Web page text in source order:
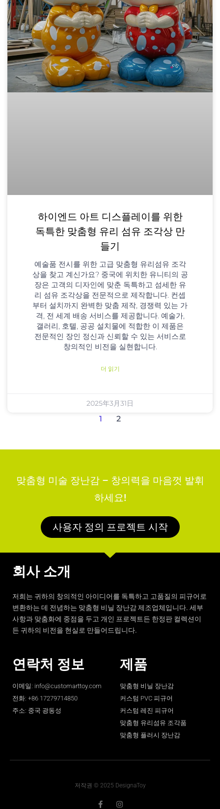
하이엔드 아트 디스플레이를 위한
독특한 맞춤형 유리 섬유 조각상 만
들기
예술품 전시를 위한 고급 맞춤형 유리섬유 조각
상을 찾고 계신가요? 중국에 위치한 유니티의 공
장은 고객의 디자인에 맞춘 독특하고 섬세한 유
리 섬유 조각상을 전문적으로 제작합니다. 컨셉
부터 설치까지 완벽한 맞춤 제작, 경쟁력 있는 가
격, 전 세계 배송 서비스를 제공합니다. 예술가,
갤러리, 호텔, 공공 설치물에 적합한 이 제품은
전문적인 장인 정신과 신뢰할 수 있는 서비스로
창의적인 비전을 실현합니다.
더 읽기
2025年3月31日
1 2
맞춤형 미술 장난감 – 창의력을 마음껏 발휘
하세요!
사용자 정의 프로젝트 시작
회사 소개
저희는 귀하의 창의적인 아이디어를 독특하고 고품질의 피규어로
변환하는 데 전념하는 맞춤형 비닐 장난감 제조업체입니다. 세부
사항과 맞춤화에 중점을 두고 개인 프로젝트든 한정판 컬렉션이
든 귀하의 비전을 현실로 만들어드립니다.
연락처 정보
이메일: info@customarttoy.com
전화: +86 17279714850
주소: 중국 광동성
제품
맞춤형 비닐 장난감
커스텀 PVC 피규어
커스텀 레진 피규어
맞춤형 유리섬유 조각품
맞춤형 플러시 장난감
저작권 © 2025 DesignaToy